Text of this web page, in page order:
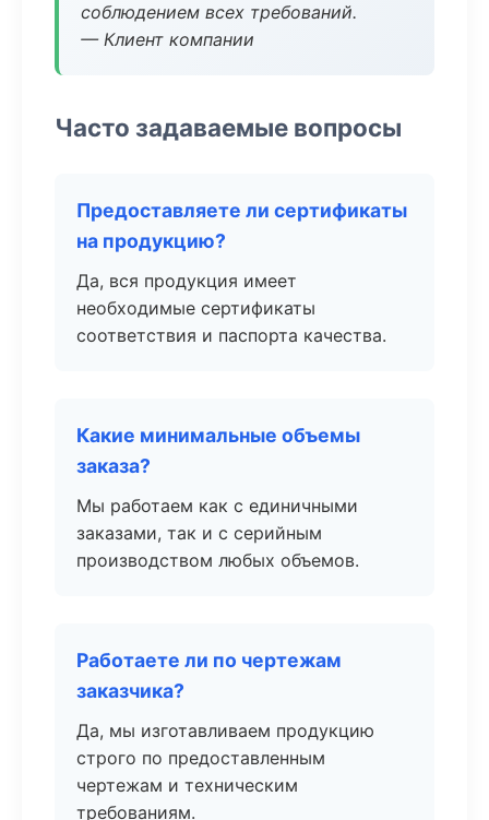
соблюдением всех требований.
— Клиент компании
Часто задаваемые вопросы
Предоставляете ли сертификаты
на продукцию?
Да, вся продукция имеет
необходимые сертификаты
соответствия и паспорта качества.
Какие минимальные объемы
заказа?
Мы работаем как с единичными
заказами, так и с серийным
производством любых объемов.
Работаете ли по чертежам
заказчика?
Да, мы изготавливаем продукцию
строго по предоставленным
чертежам и техническим
требованиям.